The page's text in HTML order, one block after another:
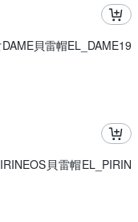
貝雷帽EL_DAME19
貝雷帽EL_PIRIN